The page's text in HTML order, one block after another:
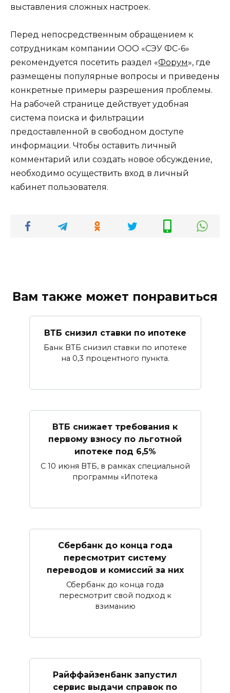
выставления сложных настроек.
Перед непосредственным обращением к
сотрудникам компании ООО «СЭУ ФС-6»
рекомендуется посетить раздел «Форум», где
размещены популярные вопросы и приведены
конкретные примеры разрешения проблемы.
На рабочей странице действует удобная
система поиска и фильтрации
предоставленной в свободном доступе
информации. Чтобы оставить личный
комментарий или создать новое обсуждение,
необходимо осуществить вход в личный
кабинет пользователя.
Вам также может понравиться
ВТБ снизил ставки по ипотеке
Банк ВТБ снизил ставки по ипотеке
на 0,3 процентного пункта.
ВТБ снижает требования к
первому взносу по льготной
ипотеке под 6,5%
С 10 июня ВТБ, в рамках специальной
программы «Ипотека
Сбербанк​ до конца года
пересмотрит систему
переводов и комиссий за них
Сбербанк до конца года
пересмотрит свой подход к
взиманию
Райффайзенбанк запустил
сервис выдачи справок по